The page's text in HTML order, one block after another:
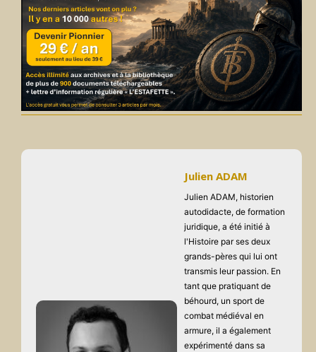
Julien ADAM
Julien ADAM, historien
autodidacte, de formation
juridique, a été initié à
l'Histoire par ses deux
grands-pères qui lui ont
transmis leur passion. En
tant que pratiquant de
béhourd, un sport de
combat médiéval en
armure, il a également
expérimenté dans sa